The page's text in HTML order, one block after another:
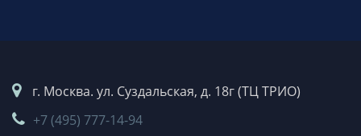
г. Москва. ул. Суздальская, д. 18г (ТЦ ТРИО)
+7 (495) 777-14-94